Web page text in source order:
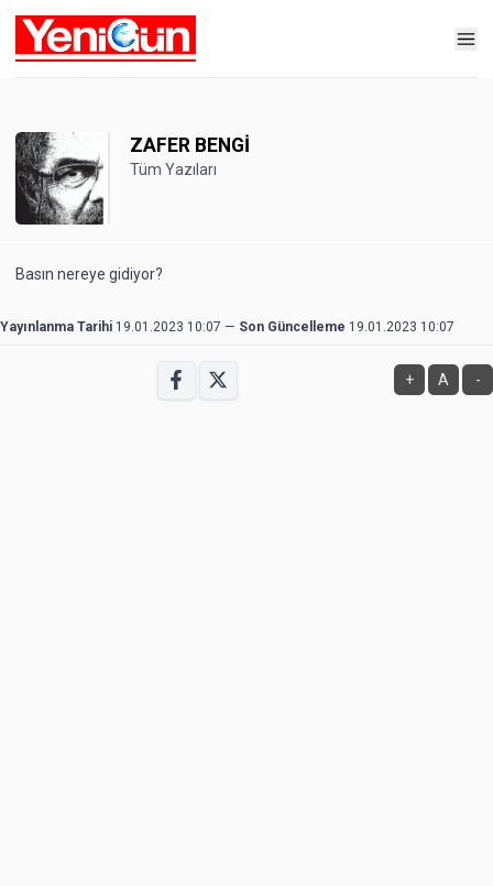
ZAFER BENGİ
Tüm Yazıları
Basın nereye gidiyor?
Yayınlanma Tarihi 19.01.2023 10:07 — Son Güncelleme 19.01.2023 10:07
+ A -